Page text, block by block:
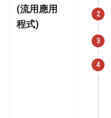
(流用應用
程式)